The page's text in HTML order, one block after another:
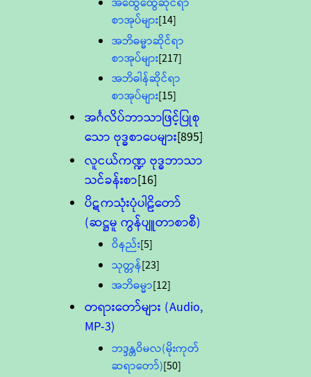
စာအုပ်များ[14]
အဘိဓမ္မာဆိုင်ရာ
စာအုပ်များ[217]
အဘိဓါန်ဆိုင်ရာ
စာအုပ်များ[15]
အင်္ဂလိပ်ဘာသာဖြင့်ပြုစု
သော ဗုဒ္ဓစာပေများ[895]
လူငယ်ကဏ္ဍ ဗုဒ္ဓဘာသာ
သင်ခန်းစာ[16]
ပိဋကသုံးပုံပါဠိတော်
(ဆဋ္ဌမူ ကွန်ပျူတာစာစီ)
ဝိနည်း[5]
သုတ္တန်[23]
အဘိဓမ္မာ[12]
တရားတော်များ (Audio,
MP-3)
ဘဒ္ဒန္တဝိမလ(မိုးကုတ်
ဆရာတော်)[50]